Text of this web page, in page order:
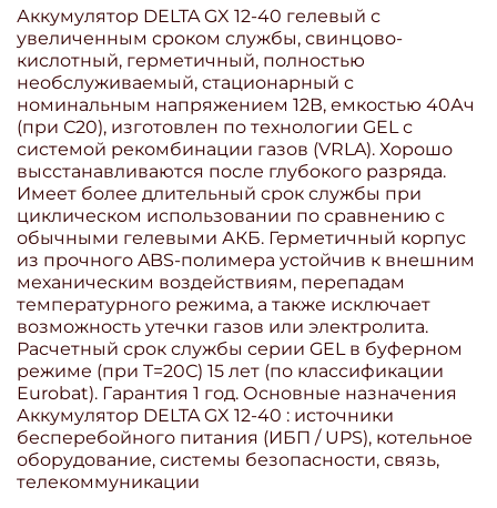
Аккумулятор DELTA GX 12-40 гелевый с
увеличенным сроком службы, свинцово-
кислотный, герметичный, полностью
необслуживаемый, стационарный с
номинальным напряжением 12В, емкостью 40Ач
(при С20), изготовлен по технологии GEL с
системой рекомбинации газов (VRLA). Хорошо
высстанавливаются после глубокого разряда.
Имеет более длительный срок службы при
циклическом использовании по сравнению с
обычными гелевыми АКБ. Герметичный корпус
из прочного ABS-полимера устойчив к внешним
механическим воздействиям, перепадам
температурного режима, а также исключает
возможность утечки газов или электролита.
Расчетный срок службы серии GEL в буферном
режиме (при T=20С) 15 лет (по классификации
Eurobat). Гарантия 1 год. Основные назначения
Аккумулятор DELTA GX 12-40 : источники
бесперебойного питания (ИБП / UPS), котельное
оборудование, системы безопасности, связь,
телекоммуникации